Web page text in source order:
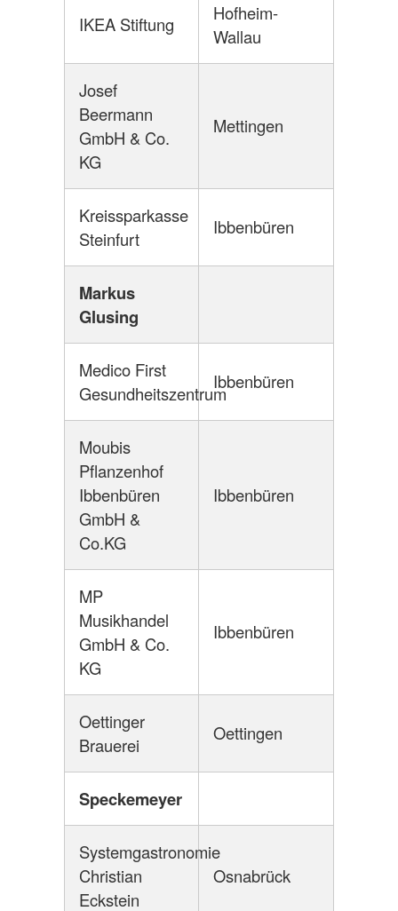
IKEA Stiftung
Hofheim-
Wallau
Josef
Beermann
GmbH & Co.
KG
Mettingen
Kreissparkasse
Steinfurt
Ibbenbüren
Markus
Glusing
Medico First
Gesundheitszentrum
Ibbenbüren
Moubis
Pflanzenhof
Ibbenbüren
GmbH &
Co.KG
Ibbenbüren
MP
Musikhandel
GmbH & Co.
KG
Ibbenbüren
Oettinger
Brauerei
Oettingen
Speckemeyer
Systemgastronomie
Christian
Eckstein
Osnabrück